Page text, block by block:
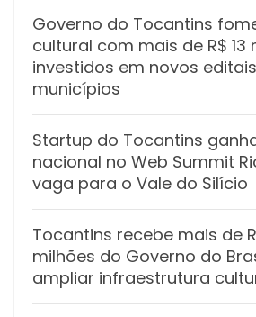
Governo do Tocantins
cultural com mais de R$ 13
investidos em novos
municípios
Startup do Tocantins
nacional no Web Summit
vaga para o Vale do Silício
Tocantins recebe mais de
milhões do Governo do
ampliar infraestrutura